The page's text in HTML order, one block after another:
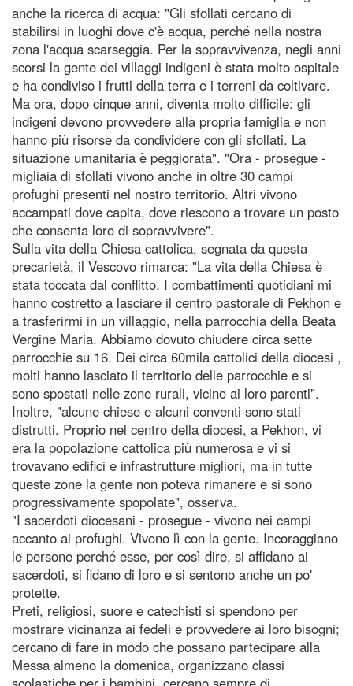
anche la ricerca di acqua: "Gli sfollati cercano di
stabilirsi in luoghi dove c'è acqua, perché nella nostra
zona l'acqua scarseggia. Per la sopravvivenza, negli anni
scorsi la gente dei villaggi indigeni è stata molto ospitale
e ha condiviso i frutti della terra e i terreni da coltivare.
Ma ora, dopo cinque anni, diventa molto difficile: gli
indigeni devono provvedere alla propria famiglia e non
hanno più risorse da condividere con gli sfollati. La
situazione umanitaria è peggiorata". "Ora - prosegue -
migliaia di sfollati vivono anche in oltre 30 campi
profughi presenti nel nostro territorio. Altri vivono
accampati dove capita, dove riescono a trovare un posto
che consenta loro di sopravvivere".
Sulla vita della Chiesa cattolica, segnata da questa
precarietà, il Vescovo rimarca: "La vita della Chiesa è
stata toccata dal conflitto. I combattimenti quotidiani mi
hanno costretto a lasciare il centro pastorale di Pekhon e
a trasferirmi in un villaggio, nella parrocchia della Beata
Vergine Maria. Abbiamo dovuto chiudere circa sette
parrocchie su 16. Dei circa 60mila cattolici della diocesi ,
molti hanno lasciato il territorio delle parrocchie e si
sono spostati nelle zone rurali, vicino ai loro parenti".
Inoltre, "alcune chiese e alcuni conventi sono stati
distrutti. Proprio nel centro della diocesi, a Pekhon, vi
era la popolazione cattolica più numerosa e vi si
trovavano edifici e infrastrutture migliori, ma in tutte
queste zone la gente non poteva rimanere e si sono
progressivamente spopolate", osserva.
"I sacerdoti diocesani - prosegue - vivono nei campi
accanto ai profughi. Vivono lì con la gente. Incoraggiano
le persone perché esse, per così dire, si affidano ai
sacerdoti, si fidano di loro e si sentono anche un po'
protette.
Preti, religiosi, suore e catechisti si spendono per
mostrare vicinanza ai fedeli e provvedere ai loro bisogni;
cercano di fare in modo che possano partecipare alla
Messa almeno la domenica, organizzano classi